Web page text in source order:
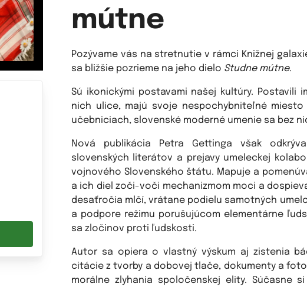
mútne
Pozývame vás na stretnutie v rámci Knižnej
sa bližšie pozrieme na jeho dielo Studne mútne.
Sú ikonickými postavami našej kultúry. Postavili
nich ulice, majú svoje nespochybniteľné
učebniciach, slovenské moderné umenie sa bez
Nová publikácia Petra Gettinga však
slovenských literátov a prejavy umeleckej
vojnového Slovenského štátu. Mapuje a
a ich diel zoči-voči mechanizmom moci a
desaťročia mlčí, vrátane podielu samotných
a podpore režimu porušujúcom elementárne
sa zločinov proti ľudskosti.
Autor sa opiera o vlastný výskum aj zistenia
citácie z tvorby a dobovej tlače, dokumenty a
morálne zlyhania spoločenskej elity. Súčasne